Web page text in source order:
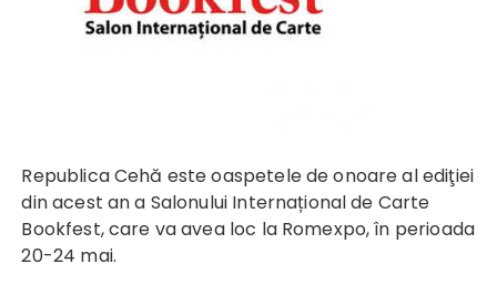
Republica Cehă este oaspetele de onoare al ediţiei
din acest an a Salonului Internațional de Carte
Bookfest, care va avea loc la Romexpo, în perioada
20-24 mai.